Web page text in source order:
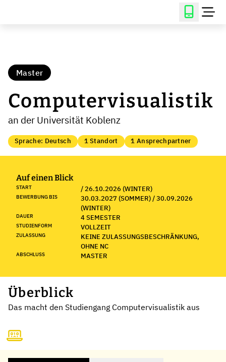
Master
Computervisualistik
an der Universität Koblenz
Sprache: Deutsch 1 Standort 1 Ansprechpartner
Auf einen Blick
START / 26.10.2026 (WINTER)
BEWERBUNG BIS
30.03.2027 (SOMMER) / 30.09.2026
(WINTER)
DAUER 4 SEMESTER
STUDIENFORM VOLLZEIT
ZULASSUNG
KEINE ZULASSUNGSBESCHRÄNKUNG,
OHNE NC
ABSCHLUSS MASTER
Überblick
Das macht den Studiengang Computervisualistik aus